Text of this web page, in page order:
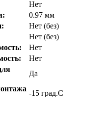
Нет
0.97 мм
Нет (без)
Нет (без)
Нет
Нет
Да
-15 град.C